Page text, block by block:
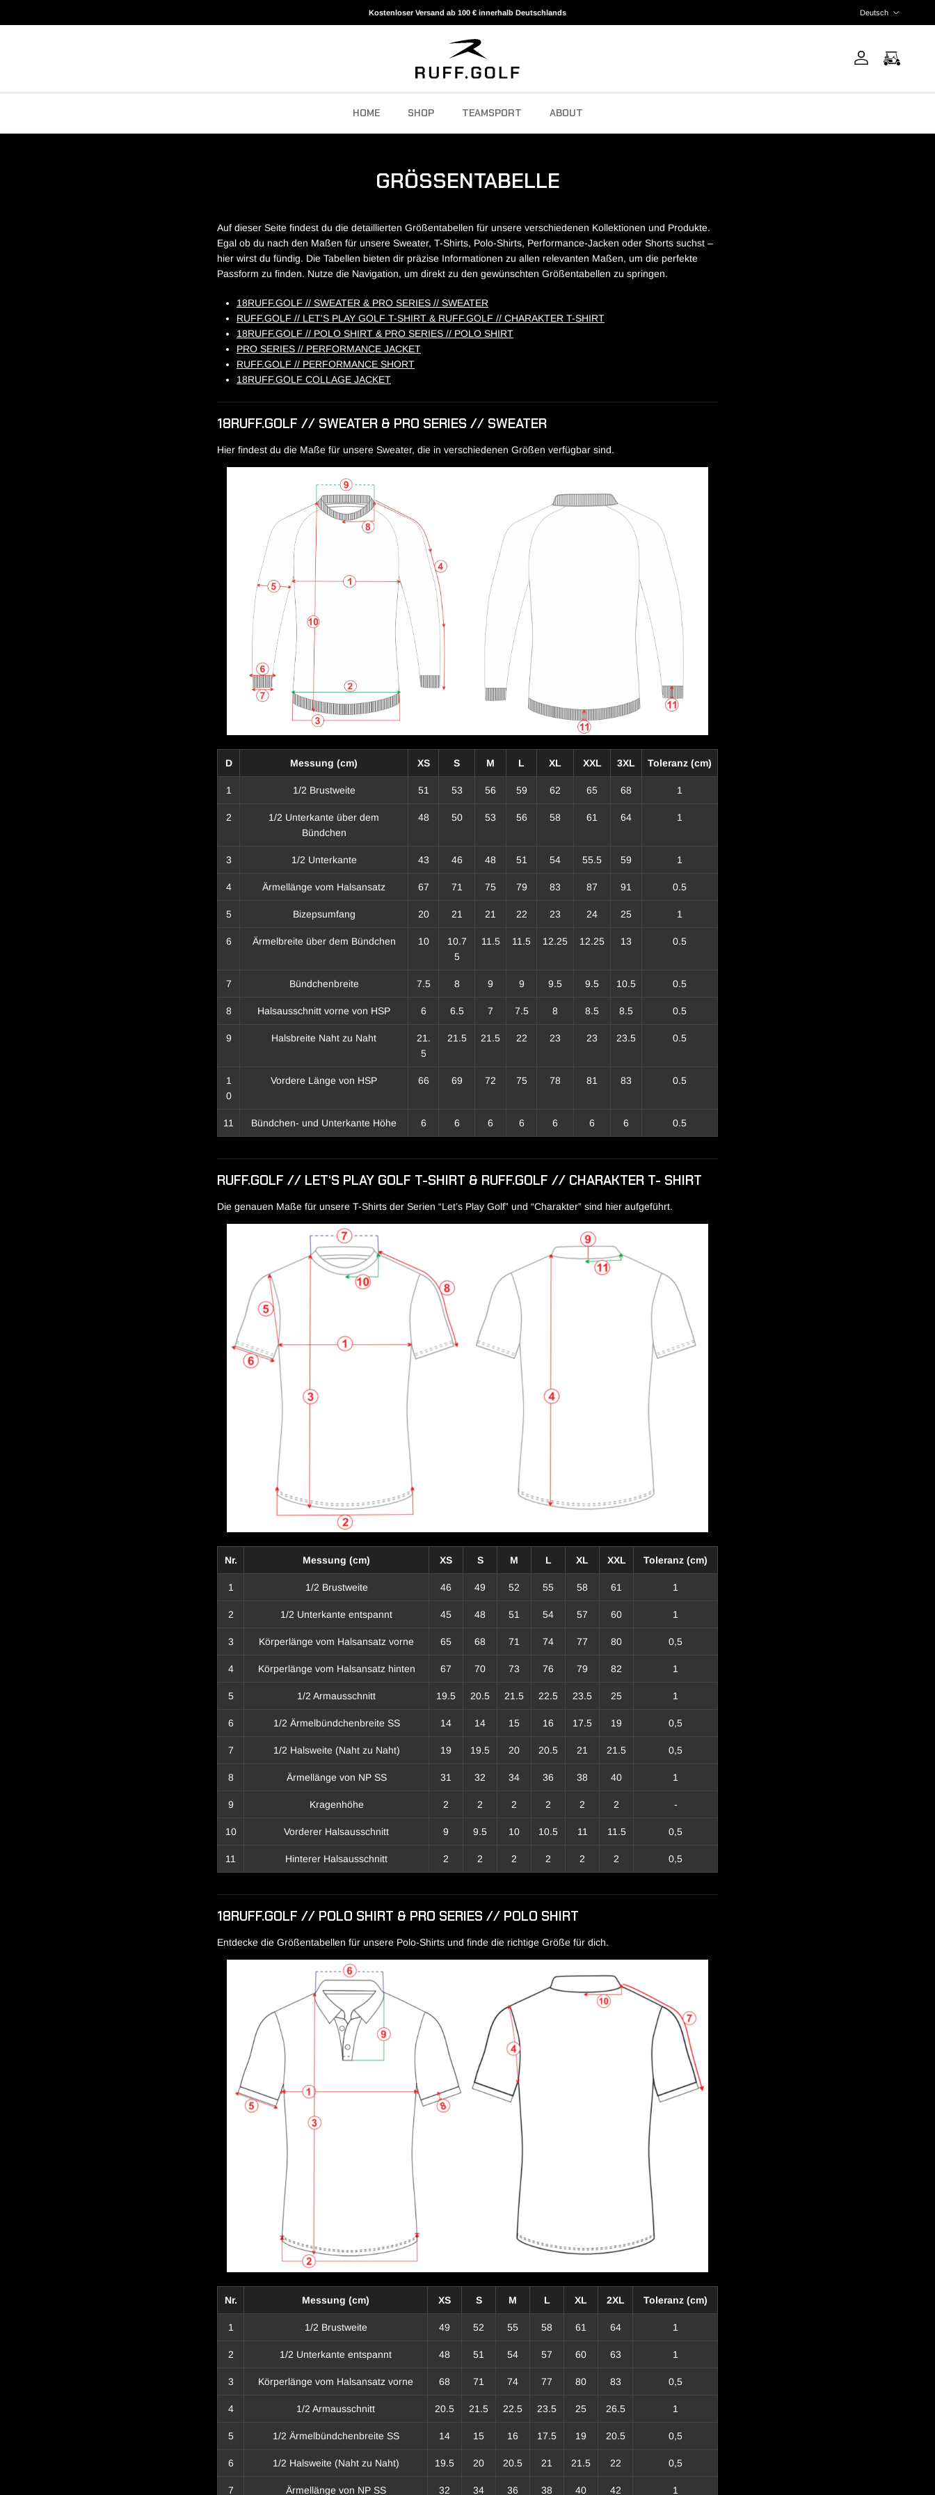
Kostenloser Versand ab 100 € innerhalb Deutschlands
Deutsch
HOME SHOP TEAMSPORT ABOUT
GRÖSSENTABELLE
Auf dieser Seite findest du die detaillierten Größentabellen für unsere verschiedenen Kollektionen und Produkte.
Egal ob du nach den Maßen für unsere Sweater, T-Shirts, Polo-Shirts, Performance-Jacken oder Shorts suchst –
hier wirst du fündig. Die Tabellen bieten dir präzise Informationen zu allen relevanten Maßen, um die perfekte
Passform zu finden. Nutze die Navigation, um direkt zu den gewünschten Größentabellen zu springen.
18RUFF.GOLF // SWEATER & PRO SERIES // SWEATER
RUFF.GOLF // LET'S PLAY GOLF T-SHIRT & RUFF.GOLF // CHARAKTER T-SHIRT
18RUFF.GOLF // POLO SHIRT & PRO SERIES // POLO SHIRT
PRO SERIES // PERFORMANCE JACKET
RUFF.GOLF // PERFORMANCE SHORT
18RUFF.GOLF COLLAGE JACKET
18RUFF.GOLF // SWEATER & PRO SERIES // SWEATER
Hier findest du die Maße für unsere Sweater, die in verschiedenen Größen verfügbar sind.
D Messung (cm) XS S M L XL XXL 3XL Toleranz (cm)
1 1/2 Brustweite 51 53 56 59 62 65 68 1
2
1/2 Unterkante über dem
Bündchen
48 50 53 56 58 61 64 1
3 1/2 Unterkante 43 46 48 51 54 55.5 59 1
4 Ärmellänge vom Halsansatz 67 71 75 79 83 87 91 0.5
5 Bizepsumfang 20 21 21 22 23 24 25 1
6 Ärmelbreite über dem Bündchen 10
10.7
5
11.5 11.5 12.25 12.25 13 0.5
7 Bündchenbreite 7.5 8 9 9 9.5 9.5 10.5 0.5
8 Halsausschnitt vorne von HSP 6 6.5 7 7.5 8 8.5 8.5 0.5
9 Halsbreite Naht zu Naht
21.
5
21.5 21.5 22 23 23 23.5 0.5
1
0
Vordere Länge von HSP 66 69 72 75 78 81 83 0.5
11 Bündchen- und Unterkante Höhe 6 6 6 6 6 6 6 0.5
RUFF.GOLF // LET‘S PLAY GOLF T-SHIRT & RUFF.GOLF // CHARAKTER T- SHIRT
Die genauen Maße für unsere T-Shirts der Serien “Let’s Play Golf” und “Charakter” sind hier aufgeführt.
Nr. Messung (cm) XS S M L XL XXL Toleranz (cm)
1 1/2 Brustweite 46 49 52 55 58 61 1
2 1/2 Unterkante entspannt 45 48 51 54 57 60 1
3 Körperlänge vom Halsansatz vorne 65 68 71 74 77 80 0,5
4 Körperlänge vom Halsansatz hinten 67 70 73 76 79 82 1
5 1/2 Armausschnitt 19.5 20.5 21.5 22.5 23.5 25 1
6 1/2 Ärmelbündchenbreite SS 14 14 15 16 17.5 19 0,5
7 1/2 Halsweite (Naht zu Naht) 19 19.5 20 20.5 21 21.5 0,5
8 Ärmellänge von NP SS 31 32 34 36 38 40 1
9 Kragenhöhe 2 2 2 2 2 2 -
10 Vorderer Halsausschnitt 9 9.5 10 10.5 11 11.5 0,5
11 Hinterer Halsausschnitt 2 2 2 2 2 2 0,5
18RUFF.GOLF // POLO SHIRT & PRO SERIES // POLO SHIRT
Entdecke die Größentabellen für unsere Polo-Shirts und finde die richtige Größe für dich.
Nr. Messung (cm) XS S M L XL 2XL Toleranz (cm)
1 1/2 Brustweite 49 52 55 58 61 64 1
2 1/2 Unterkante entspannt 48 51 54 57 60 63 1
3 Körperlänge vom Halsansatz vorne 68 71 74 77 80 83 0,5
4 1/2 Armausschnitt 20.5 21.5 22.5 23.5 25 26.5 1
5 1/2 Ärmelbündchenbreite SS 14 15 16 17.5 19 20.5 0,5
6 1/2 Halsweite (Naht zu Naht) 19.5 20 20.5 21 21.5 22 0,5
7 Ärmellänge von NP SS 32 34 36 38 40 42 1